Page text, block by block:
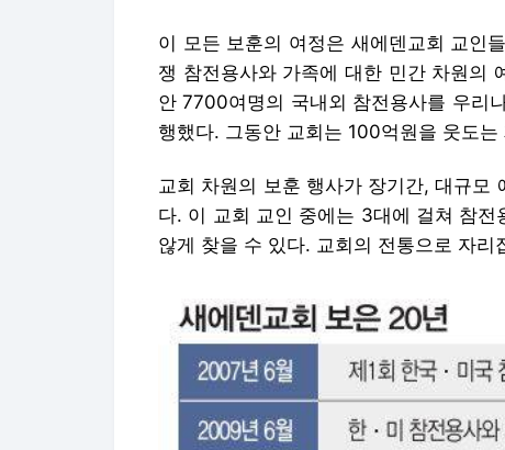
이 모든 보훈의 여정은 새에덴교회 교인
쟁 참전용사와 가족에 대한 민간 차원의
안 7700여명의 국내외 참전용사를 우리
행했다. 그동안 교회는 100억원을 웃도
교회 차원의 보훈 행사가 장기간, 대규모
다. 이 교회 교인 중에는 3대에 걸쳐 참
않게 찾을 수 있다. 교회의 전통으로 자리